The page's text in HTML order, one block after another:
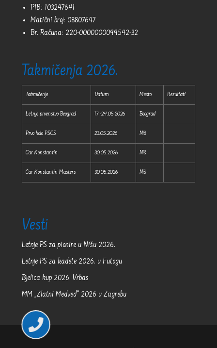
PIB: 103247641
Matični broj: 08807647
Br. Računa: 220-0000000099542-32
Takmičenja 2026.
Takmičenje Datum Mesto Rezultati
Letnje prvenstvo Beograd 17.-24.05.2026 Beograd
Prvo kolo PSCS 23.05.2026 Niš
Car Konstantin 30.05.2026 Niš
Car Konstantin Masters 30.05.2026 Niš
Vesti
Letnje PS za pionire u Nišu 2026.
Letnje PS za kadete 2026. u Futogu
Bjelica kup 2026. Vrbas
MM „Zlatni Medved“ 2026 u Zagrebu
